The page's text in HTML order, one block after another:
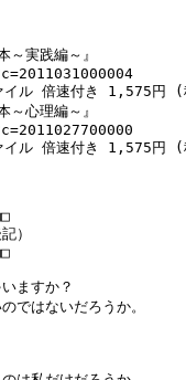
～実践編～』
イル 倍速付き 1,575円
～心理編～』
イル 倍速付き 1,575円
）
ますか？
ではないだろうか。